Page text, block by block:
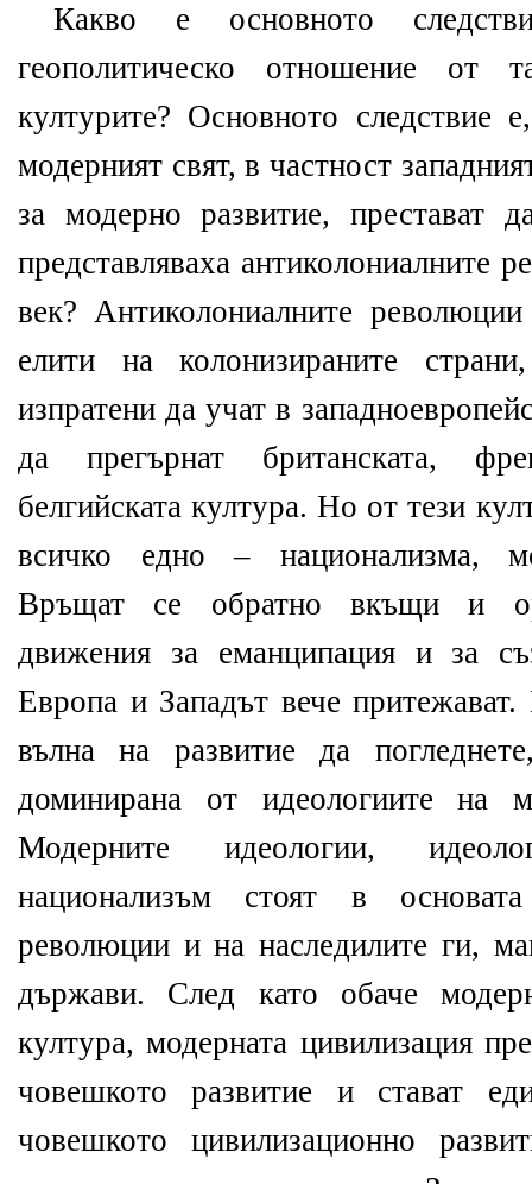
Какво е основното
геополитическо отношение от
културите? Основното следствие
модерният свят, в частност
за модерно развитие, престават
представляваха антиколониалните
век? Антиколониалните
елити на колонизираните
изпратени да учат в
да прегърнат британската,
белгийската култура. Но от тези
всичко едно – национализма,
Връщат се обратно вкъщи и
движения за еманципация и за
Европа и Западът вече
вълна на развитие да
доминирана от идеологиите на
Модерните идеологии,
национализъм стоят в
революции и на наследилите ги,
държави. След като обаче
култура, модерната цивилизация
човешкото развитие и стават
човешкото цивилизационно